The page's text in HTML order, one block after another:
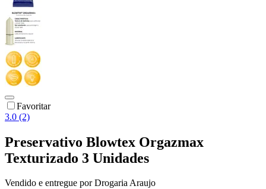
Favoritar
3.0 (2)
Preservativo Blowtex Orgazmax
Texturizado 3 Unidades
Vendido e entregue por Drogaria Araujo